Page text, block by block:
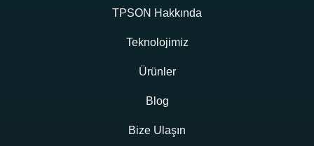
TPSON Hakkında
Teknolojimiz
Ürünler
Blog
Bize Ulaşın